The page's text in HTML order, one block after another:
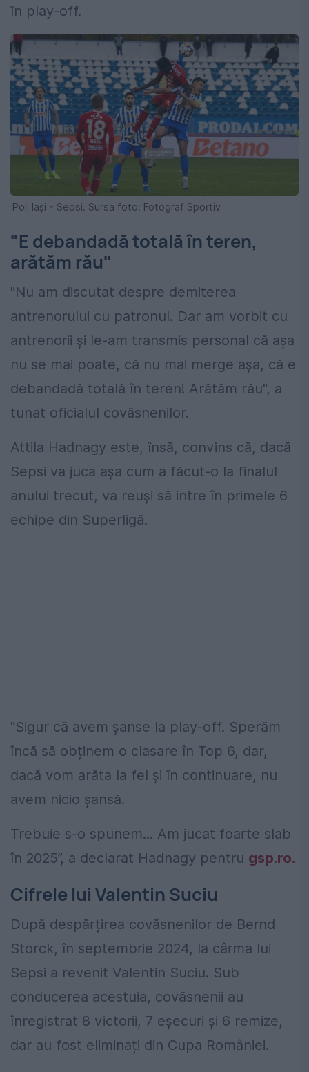
în play-off.
Poli Iași - Sepsi. Sursa foto: Fotograf Sportiv
"E debandadă totală în teren,
arătăm rău"
"Nu am discutat despre demiterea
antrenorului cu patronul. Dar am vorbit cu
antrenorii și le-am transmis personal că așa
nu se mai poate, că nu mai merge așa, că e
debandadă totală în teren! Arătăm rău", a
tunat oficialul covăsnenilor.
Attila Hadnagy este, însă, convins că, dacă
Sepsi va juca așa cum a făcut-o la finalul
anului trecut, va reuși să intre în primele 6
echipe din Superligă.
"Sigur că avem șanse la play-off. Sperăm
încă să obținem o clasare în Top 6, dar,
dacă vom arăta la fel și în continuare, nu
avem nicio șansă.
Trebuie s-o spunem... Am jucat foarte slab
în 2025”, a declarat Hadnagy pentru gsp.ro.
Cifrele lui Valentin Suciu
După despărțirea covăsnenilor de Bernd
Storck, în septembrie 2024, la cârma lui
Sepsi a revenit Valentin Suciu. Sub
conducerea acestuia, covăsnenii au
înregistrat 8 victorii, 7 eșecuri și 6 remize,
dar au fost eliminați din Cupa României.